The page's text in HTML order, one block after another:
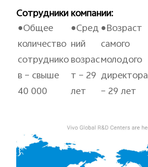
Сотрудники компании:
●Общее
количество
сотруднико
в – свыше
40 000
●Сред
ний
возрас
т – 29
лет
●Возраст
самого
молодого
директора
– 29 лет